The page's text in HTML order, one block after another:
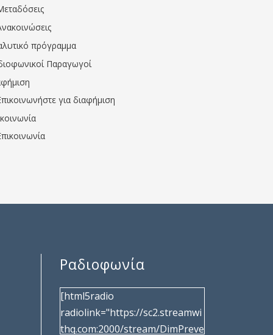
πρόγραμμα
Παραγωγοί
για διαφήμιση
Ραδιοφωνία
[html5radio
radiolink="https://sc2.streamwi
thq.com:2000/stream/DimPreve